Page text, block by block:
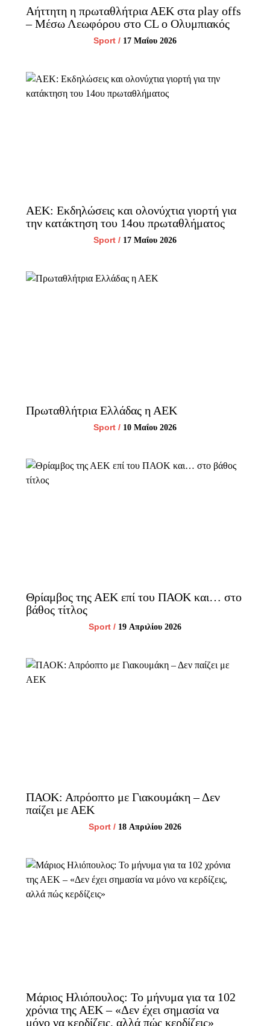
Αήττητη η πρωταθλήτρια ΑΕΚ στα play offs
– Μέσω Λεωφόρου στο CL ο Ολυμπιακός
Sport / 17 Μαΐου 2026
ΑΕΚ: Εκδηλώσεις και ολονύχτια γιορτή για
την κατάκτηση του 14ου πρωταθλήματος
Sport / 17 Μαΐου 2026
Πρωταθλήτρια Ελλάδας η ΑΕΚ
Sport / 10 Μαΐου 2026
Θρίαμβος της ΑΕΚ επί του ΠΑΟΚ και… στο
βάθος τίτλος
Sport / 19 Απριλίου 2026
ΠΑΟΚ: Απρόοπτο με Γιακουμάκη – Δεν
παίζει με ΑΕΚ
Sport / 18 Απριλίου 2026
Μάριος Ηλιόπουλος: Το μήνυμα για τα 102
χρόνια της ΑΕΚ – «Δεν έχει σημασία να
μόνο να κερδίζεις, αλλά πώς κερδίζεις»